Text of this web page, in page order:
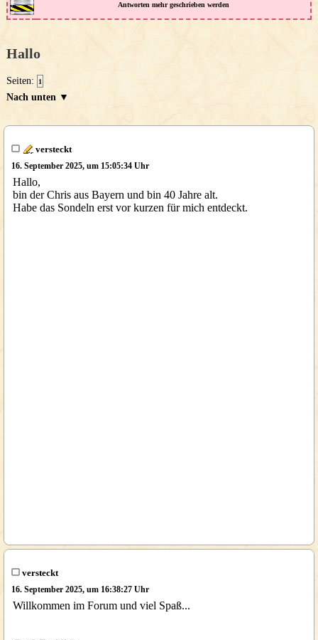
Antworten mehr geschrieben werden
Hallo
Seiten: 1
Nach unten ▼
versteckt
16. September 2025, um 15:05:34 Uhr
Hallo,
bin der Chris aus Bayern und bin 40 Jahre alt.
Habe das Sondeln erst vor kurzen für mich entdeckt.
versteckt
16. September 2025, um 16:38:27 Uhr
Willkommen im Forum und viel Spaß...